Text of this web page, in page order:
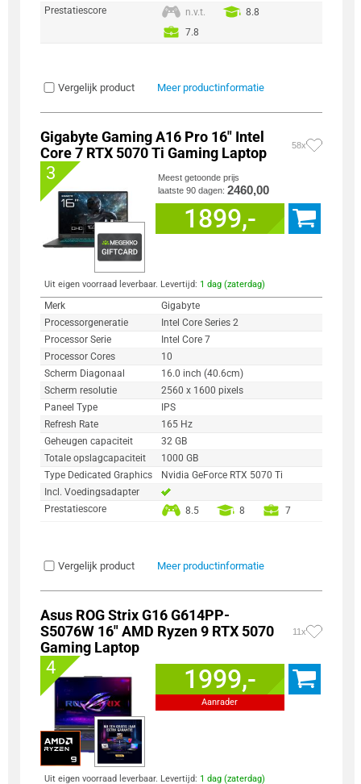
Prestatiescore
n.v.t.
8.8
7.8
Vergelijk product Meer productinformatie
Gigabyte Gaming A16 Pro 16" Intel
Core 7 RTX 5070 Ti Gaming Laptop
58x
3
Meest getoonde prijs
laatste 90 dagen: 2460,00
1899,-
Uit eigen voorraad leverbaar. Levertijd: 1 dag (zaterdag)
Merk
Gigabyte
Processorgeneratie
Intel Core Series 2
Processor Serie
Intel Core 7
Processor Cores
10
Scherm Diagonaal
16.0 inch (40.6cm)
Scherm resolutie
2560 x 1600 pixels
Paneel Type
IPS
Refresh Rate
165 Hz
Geheugen capaciteit
32 GB
Totale opslagcapaciteit
1000 GB
Type Dedicated Graphics
Nvidia GeForce RTX 5070 Ti
Incl. Voedingsadapter
Prestatiescore
8.5 8 7
Vergelijk product Meer productinformatie
Asus ROG Strix G16 G614PP-
S5076W 16" AMD Ryzen 9 RTX 5070
Gaming Laptop
11x
4 1999,-
Aanrader
Uit eigen voorraad leverbaar. Levertijd: 1 dag (zaterdag)